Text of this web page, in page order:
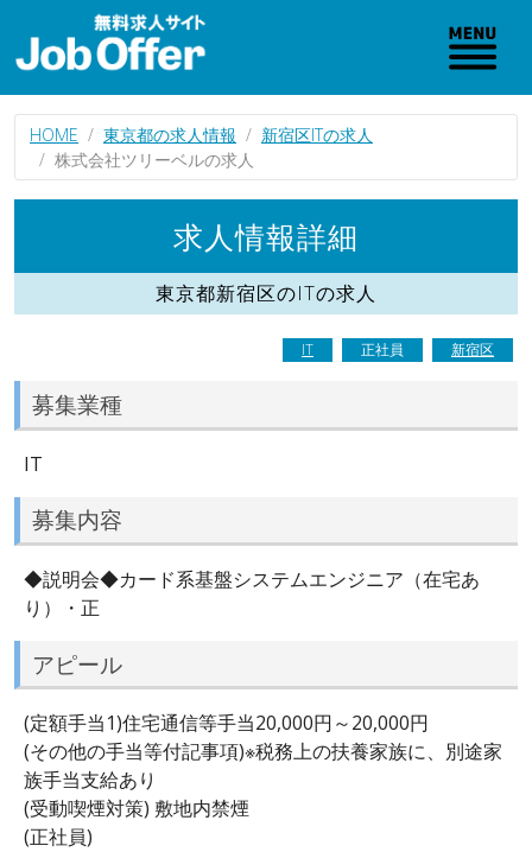
HOME 東京都の求人情報
新宿区ITの求人
株式会社ツリーベルの求人
求人情報詳細
東京都新宿区のITの求人
IT 正社員 新宿区
募集業種
IT
募集内容
◆説明会◆カード系基盤システムエンジニア（在宅あ
り）・正
アピール
(定額手当1)住宅通信等手当20,000円～20,000円
(その他の手当等付記事項)※税務上の扶養家族に、別途家
族手当支給あり
(受動喫煙対策) 敷地内禁煙
(正社員)